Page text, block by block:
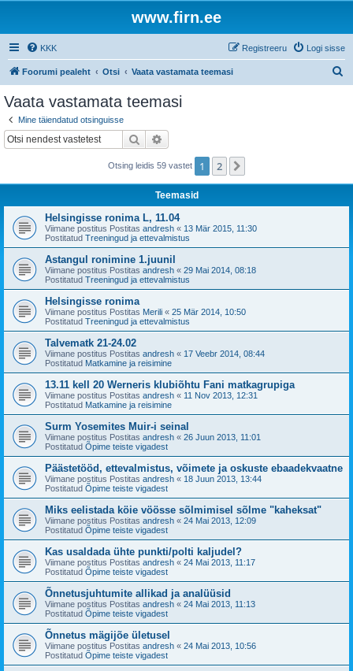
www.firn.ee
KKK Logi sisse
Registreeru
Foorumi pealeht Otsi Vaata vastamata teemasi
Vaata vastamata teemasi
Mine täiendatud otsinguisse
Otsi
Otsing leidis 59 vastet 1 2
Teemasid
Helsingisse ronima L, 11.04
Viimane postitus Postitas andresh « 13 Mär 2015, 11:30
Postitatud Treeningud ja ettevalmistus
Astangul ronimine 1.juunil
Viimane postitus Postitas andresh « 29 Mai 2014, 08:18
Postitatud Treeningud ja ettevalmistus
Helsingisse ronima
Viimane postitus Postitas Merili « 25 Mär 2014, 10:50
Postitatud Treeningud ja ettevalmistus
Talvematk 21-24.02
Viimane postitus Postitas andresh « 17 Veebr 2014, 08:44
Postitatud Matkamine ja reisimine
13.11 kell 20 Werneris klubiõhtu Fani matkagrupiga
Viimane postitus Postitas andresh « 11 Nov 2013, 12:31
Postitatud Matkamine ja reisimine
Surm Yosemites Muir-i seinal
Viimane postitus Postitas andresh « 26 Juun 2013, 11:01
Postitatud Õpime teiste vigadest
Päästetööd, ettevalmistus, võimete ja oskuste ebaadekvaatne
Viimane postitus Postitas andresh « 18 Juun 2013, 13:44
Postitatud Õpime teiste vigadest
Miks eelistada köie vöösse sõlmimisel sõlme "kaheksat"
Viimane postitus Postitas andresh « 24 Mai 2013, 12:09
Postitatud Õpime teiste vigadest
Kas usaldada ühte punkti/polti kaljudel?
Viimane postitus Postitas andresh « 24 Mai 2013, 11:17
Postitatud Õpime teiste vigadest
Õnnetusjuhtumite allikad ja analüüsid
Viimane postitus Postitas andresh « 24 Mai 2013, 11:13
Postitatud Õpime teiste vigadest
Õnnetus mägijõe ületusel
Viimane postitus Postitas andresh « 24 Mai 2013, 10:56
Postitatud Õpime teiste vigadest